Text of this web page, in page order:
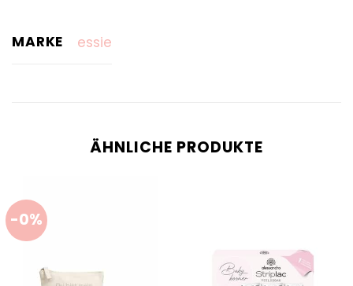
MARKE essie
ÄHNLICHE PRODUKTE
-0%